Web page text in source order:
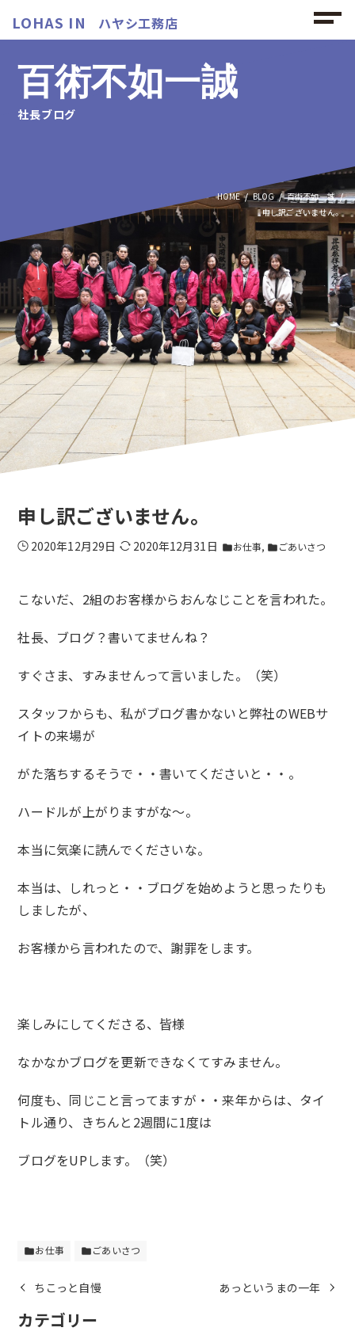
LOHAS IN ハヤシ工務店
百術不如一誠
社長ブログ
HOME BLOG
百術不如一誠
申し訳ございません。
申し訳ございません。
2020年12月29日 2020年12月31日 folderお仕事 folder ごあいさつ
こないだ、2組のお客様からおんなじことを言われた。
社長、ブログ？書いてませんね？
すぐさま、すみませんって言いました。（笑）
スタッフからも、私がブログ書かないと弊社のWEBサ
イトの来場が
がた落ちするそうで・・書いてくださいと・・。
ハードルが上がりますがな～。
本当に気楽に読んでくださいな。
本当は、しれっと・・ブログを始めようと思ったりも
しましたが、
お客様から言われたので、謝罪をします。
楽しみにしてくださる、皆様
なかなかブログを更新できなくてすみません。
何度も、同じこと言ってますが・・来年からは、タイ
トル通り、きちんと2週間に1度は
ブログをUPします。（笑）
folderお仕事 folder ごあいさつ
ちこっと自慢 あっというまの一年
カテゴリー